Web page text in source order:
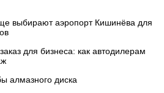
выбирают аэропорт Кишинёва для
для бизнеса: как автодилерам
алмазного диска